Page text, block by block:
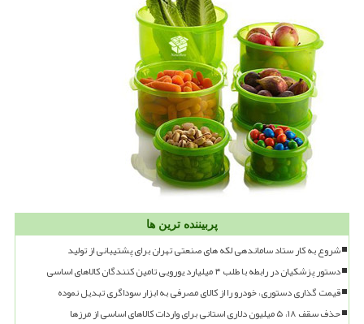
پربیننده ترین ها
شروع به کار ستاد ساماندهی لکه های صنعتی تهران برای پشتیبانی از تولید
دستور پزشکیان در رابطه با طلب ۴ میلیارد یورویی تامین کنندگان کالاهای اساسی
قیمت گذاری دستوری، خودرو را از کالای مصرفی به ابزار سوداگری تبدیل نموده
حذف سقف ۱۸، ۵ میلیون دلاری استانی برای واردات کالاهای اساسی از مرزها